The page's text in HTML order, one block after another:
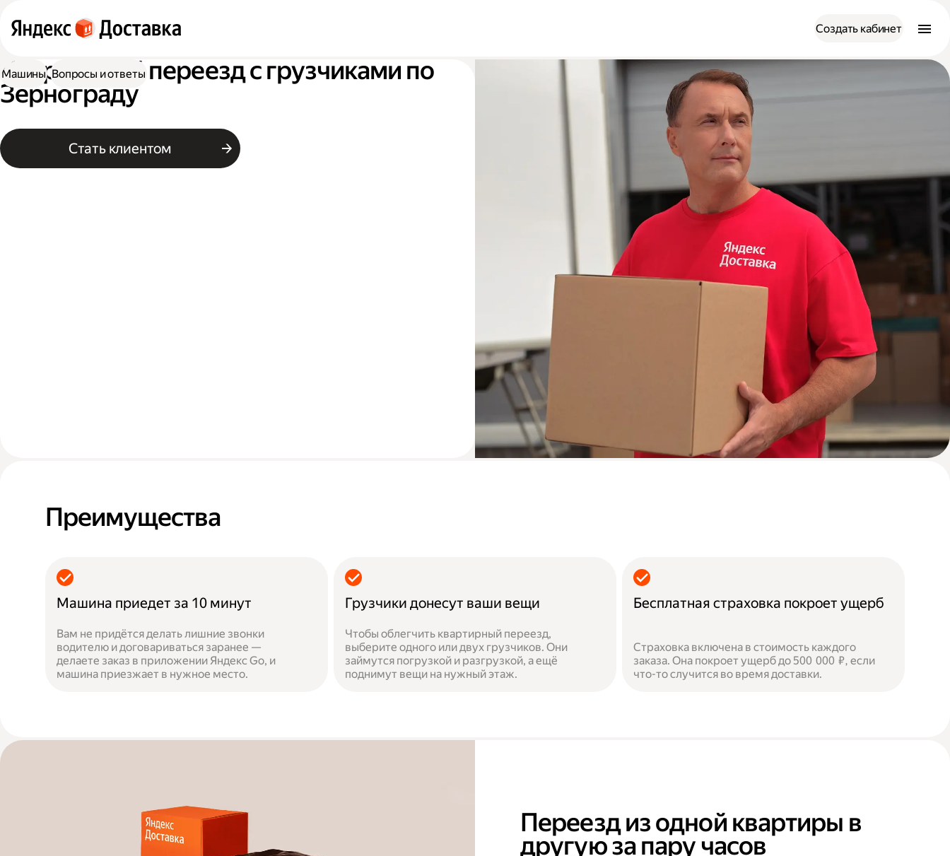
Создать кабинет
Квартирный переезд с грузчиками по
Зернограду
Стать клиентом
Машины Вопросы и ответы
Преимущества
Машина приедет за 10 минут
Вам не придётся делать лишние звонки
водителю и договариваться заранее —
делаете заказ в приложении Яндекс Go, и
машина приезжает в нужное место.
Грузчики донесут ваши вещи
Чтобы облегчить квартирный переезд,
выберите одного или двух грузчиков. Они
займутся погрузкой и разгрузкой, а ещё
поднимут вещи на нужный этаж.
Бесплатная страховка покроет ущерб
Страховка включена в стоимость каждого
заказа. Она покроет ущерб до 500 000 ₽, если
что-то случится во время доставки.
Переезд из одной квартиры в
другую за пару часов